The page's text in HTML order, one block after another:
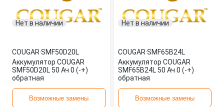
Нет в наличии
COUGAR·SMF50D20L
Аккумулятор COUGAR
SMF50D20L 50 Ач 0 (-+)
обратная
Возможные замены
Нет в наличии
COUGAR·SMF65B24L
Аккумулятор COUGAR
SMF65B24L 50 Ач 0 (-+)
обратная
Возможные замены